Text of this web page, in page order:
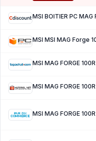
MSI MAG FORGE 100R
MSI MAG FORGE 100R